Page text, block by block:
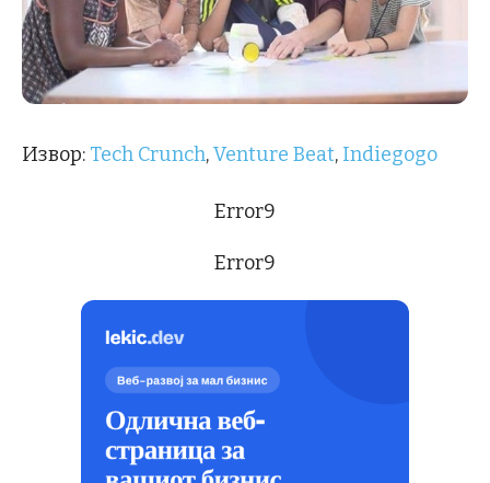
Извор: Tech Crunch,Venture Beat, Indiegogo
Error9
Error9